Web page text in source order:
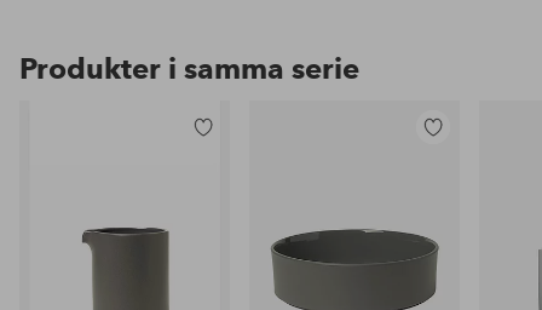
Produkter i samma serie